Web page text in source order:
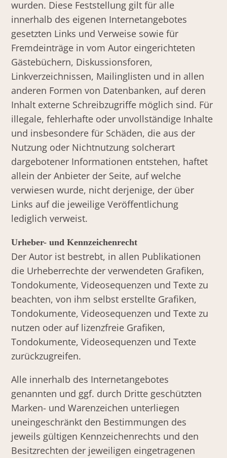
wurden. Diese Feststellung gilt für alle
innerhalb des eigenen Internetangebotes
gesetzten Links und Verweise sowie für
Fremdeinträge in vom Autor eingerichteten
Gästebüchern, Diskussionsforen,
Linkverzeichnissen, Mailinglisten und in allen
anderen Formen von Datenbanken, auf deren
Inhalt externe Schreibzugriffe möglich sind. Für
illegale, fehlerhafte oder unvollständige Inhalte
und insbesondere für Schäden, die aus der
Nutzung oder Nichtnutzung solcherart
dargebotener Informationen entstehen, haftet
allein der Anbieter der Seite, auf welche
verwiesen wurde, nicht derjenige, der über
Links auf die jeweilige Veröffentlichung
lediglich verweist.
Urheber- und Kennzeichenrecht
Der Autor ist bestrebt, in allen Publikationen
die Urheberrechte der verwendeten Grafiken,
Tondokumente, Videosequenzen und Texte zu
beachten, von ihm selbst erstellte Grafiken,
Tondokumente, Videosequenzen und Texte zu
nutzen oder auf lizenzfreie Grafiken,
Tondokumente, Videosequenzen und Texte
zurückzugreifen.
Alle innerhalb des Internetangebotes
genannten und ggf. durch Dritte geschützten
Marken- und Warenzeichen unterliegen
uneingeschränkt den Bestimmungen des
jeweils gültigen Kennzeichenrechts und den
Besitzrechten der jeweiligen eingetragenen